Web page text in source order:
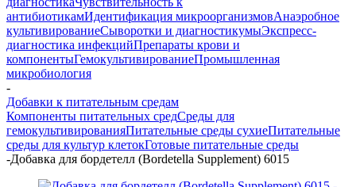
антибиотикамИдентификация микроорганизмовАнаэробное
культивированиеСыворотки и диагностикумыЭкспресс-
диагностика инфекцийПрепараты крови и
компонентыГемокультивированиеПромышленная
микробиология
-
Добавки к питательным средам
Компоненты питательных средСреды для
гемокультивированияПитательные среды сухиеПитательные
среды для культур клетокГотовые питательные среды
-Добавка для бордетелл (Bordetella Supplement) 6015